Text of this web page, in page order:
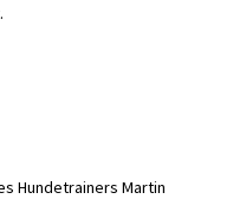
Hundetrainers Martin